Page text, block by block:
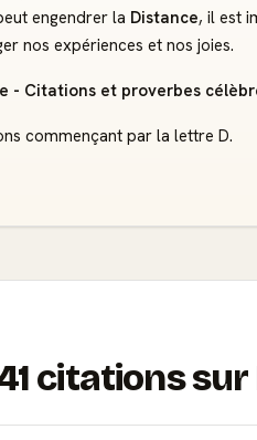
engendrer la Distance, il est
nos expériences et nos joies.
- Citations et proverbes
commençant par la lettre D.
citations sur